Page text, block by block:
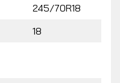
245/70R18
18